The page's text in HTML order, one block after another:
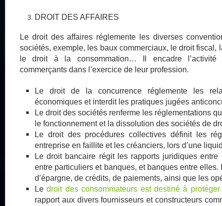
DROIT DES AFFAIRES
Le droit des affaires réglemente les diverses
sociétés, exemple, les baux commerciaux, le droit fiscal,
le droit à la consommation… Il encadre
commerçants dans l’exercice de leur profession.
Le droit de la concurrence réglemente les
économiques et interdit les pratiques jugées
Le droit des sociétés renferme les réglementations
le fonctionnement et la dissolution des sociétés de
Le droit des procédures collectives définit les
entreprise en faillite et les créanciers, lors d’une
Le droit bancaire régit les rapports juridiques entre
entre particuliers et banques, et banques entre
d’épargne, de crédits, de paiements, ainsi que les
Ledroit des consommateurs est destiné à protéger
rapport aux divers fournisseurs et constructeurs